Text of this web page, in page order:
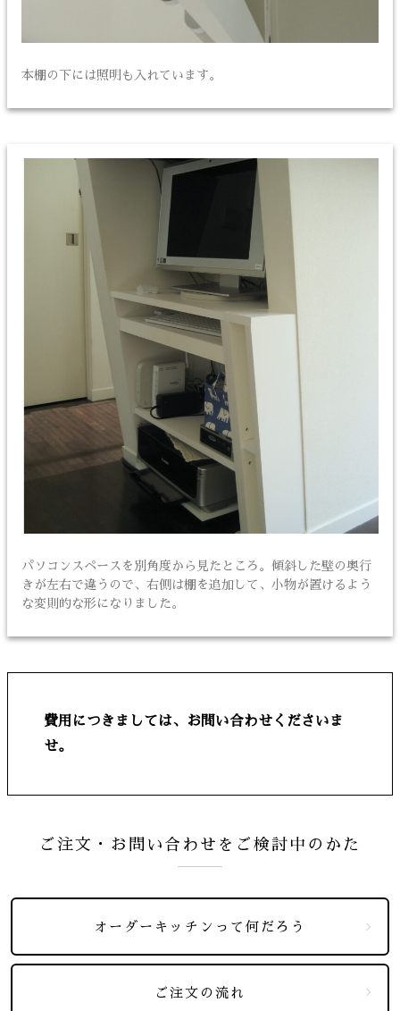
本棚の下には照明も入れています。
パソコンスペースを別角度から見たところ。傾斜した壁の奥行
きが左右で違うので、右側は棚を追加して、小物が置けるよう
な変則的な形になりました。
費用につきましては、お問い合わせくださいま
せ。
ご注文・お問い合わせをご検討中のかた
オーダーキッチンって何だろう
ご注文の流れ